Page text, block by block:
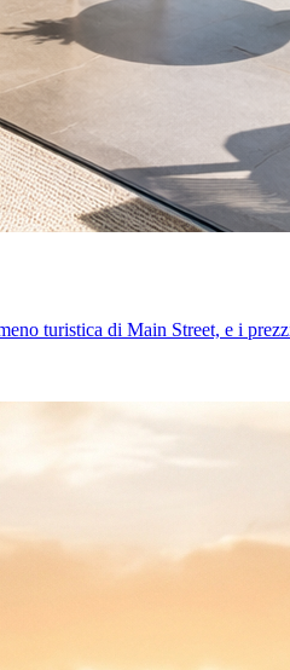
turistica di Main Street, e i